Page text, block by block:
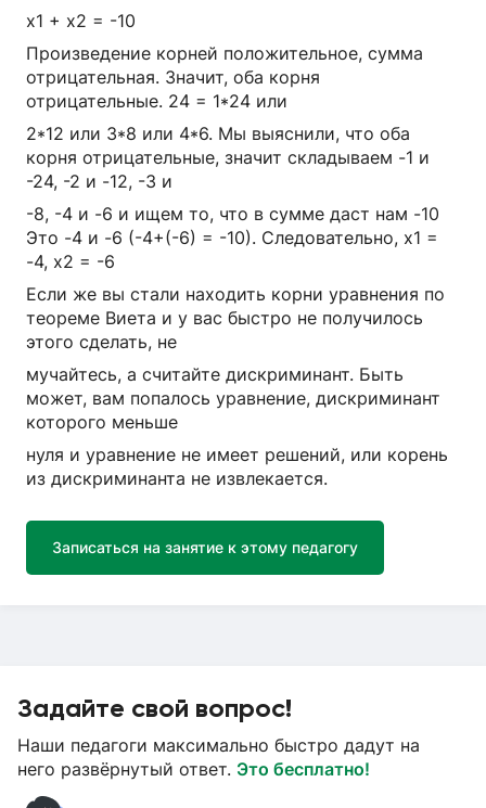
x1 + x2 = -10
Произведение корней положительное, сумма
отрицательная. Значит, оба корня
отрицательные. 24 = 1*24 или
2*12 или 3*8 или 4*6. Мы выяснили, что оба
корня отрицательные, значит складываем -1 и
-24, -2 и -12, -3 и
-8, -4 и -6 и ищем то, что в сумме даст нам -10
Это -4 и -6 (-4+(-6) = -10). Следовательно, x1 =
-4, x2 = -6
Если же вы стали находить корни уравнения по
теореме Виета и у вас быстро не получилось
этого сделать, не
мучайтесь, а считайте дискриминант. Быть
может, вам попалось уравнение, дискриминант
которого меньше
нуля и уравнение не имеет решений, или корень
из дискриминанта не извлекается.
Записаться на занятие к этому педагогу
Задайте свой вопрос!
Наши педагоги максимально быстро дадут на
него развёрнутый ответ. Это бесплатно!